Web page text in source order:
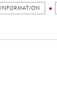
INFORMATION